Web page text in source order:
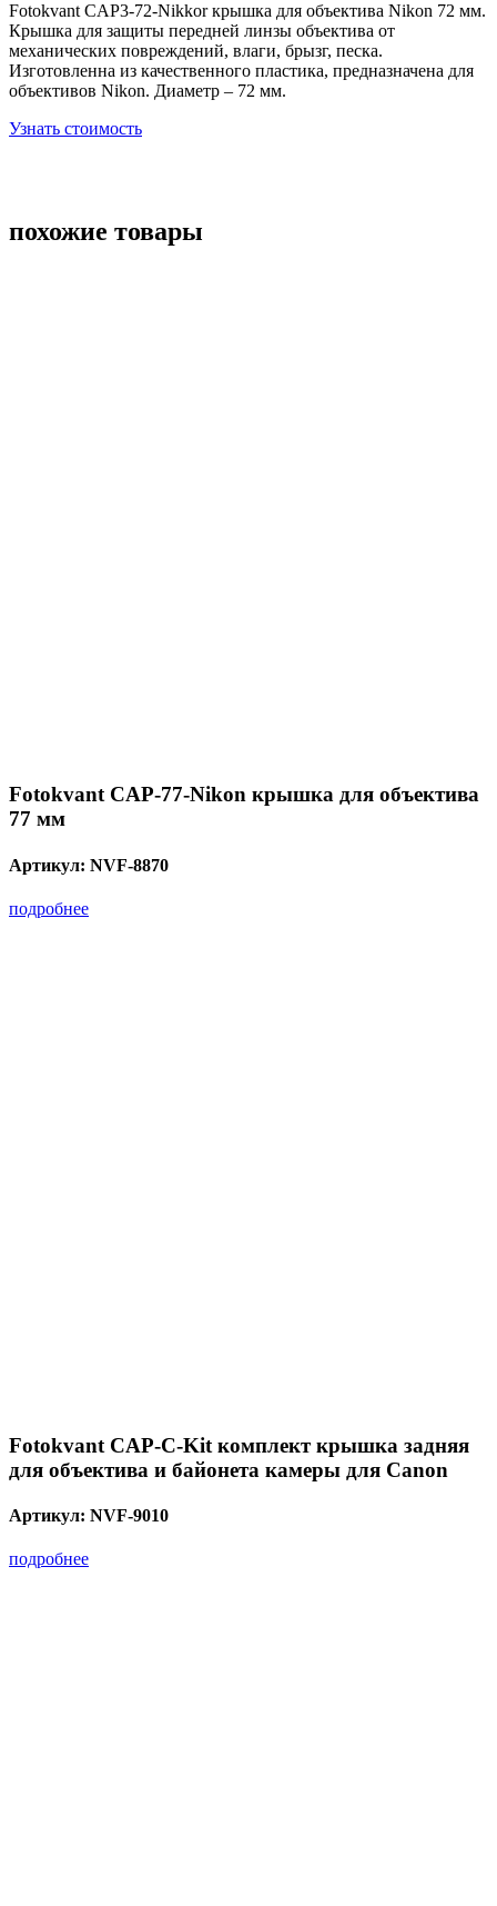
Fotokvant CAP3-72-Nikkor крышка для объектива Nikon 72 мм.
Крышка для защиты передней линзы объектива от
механических повреждений, влаги, брызг, песка.
Изготовленна из качественного пластика, предназначена для
объективов Nikon. Диаметр – 72 мм.
Узнать стоимость
похожие товары
Fotokvant CAP-77-Nikon крышка для объектива
77 мм
Артикул: NVF-8870
подробнее
Fotokvant CAP-C-Kit комплект крышка задняя
для объектива и байонета камеры для Canon
Артикул: NVF-9010
подробнее